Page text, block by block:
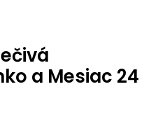
a Mesiac 24